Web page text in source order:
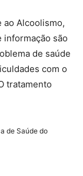
ao Alcoolismo,
informação são
de saúde
com o
tratamento
de Saúde do